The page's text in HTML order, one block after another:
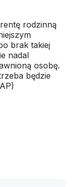
rodzinną
brak takiej
nadal
osobę.
będzie